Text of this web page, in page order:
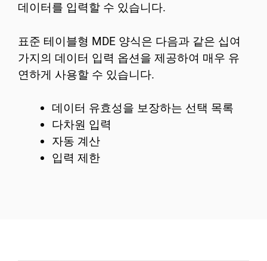
데이터를 입력할 수 있습니다.
표준 테이블형 MDE 양식은 다음과 같은 십여
가지의 데이터 입력 옵션을 제공하여 매우 유
연하게 사용할 수 있습니다.
데이터 유효성을 보장하는 선택 목록
다차원 입력
자동 계산
입력 제한